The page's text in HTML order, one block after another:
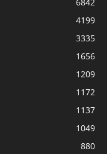
4199
3335
1656
1209
1172
1137
1049
880